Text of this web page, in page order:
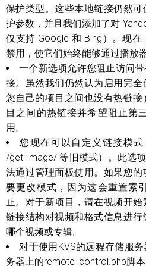
保护类型。这些本地链接仍然
护参数，并且我们添加了对
仅支持 Google 和 Bing）。现
禁用，使它们始终能够通过播放
一个新选项允许您阻止访问
接。虽然我们仍然认为启用完
您自己的项目之间也没有热链
目之间的热链接并希望阻止第
用。
您现在可以自定义链接模
/get_image/ 等旧模式）。此选
法通过管理面板使用。如果您
要更改模式，因为这会重置索
止。对于新项目，请在视频开
链接结构对视频和格式信息进
哪个视频或专辑。
对于使用KVS的远程存储服
务器上的remote_control.php脚